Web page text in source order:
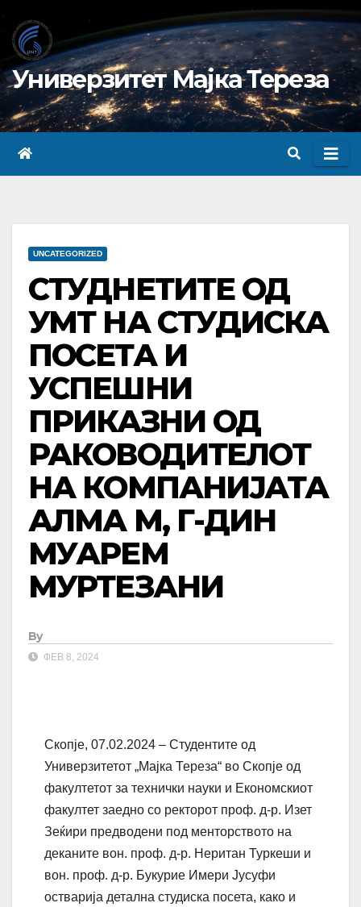
to
content
Универзитет Мајка Тереза
UNCATEGORIZED
СТУДНЕТИТЕ ОД
УМТ НА СТУДИСКА
ПОСЕТА И
УСПЕШНИ
ПРИКАЗНИ ОД
РАКОВОДИТЕЛОТ
НА КОМПАНИЈАТА
АЛМА М, Г-ДИН
МУАРЕМ
МУРТЕЗАНИ
By
ФЕВ 8, 2024
Скопје, 07.02.2024 – Студентите од
Универзитетот „Мајка Тереза“ во Скопје од
факултетот за технички науки и Економскиот
факултет заедно со ректорот проф. д-р. Изет
Зеќири предводени под менторството на
деканите вон. проф. д-р. Неритан Туркеши и
вон. проф. д-р. Букурие Имери Јусуфи
остварија детална студиска посета, како и